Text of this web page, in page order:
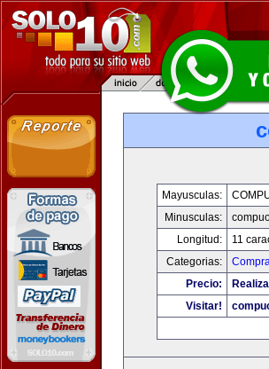
Mayusculas:
Minusculas:
Longitud:
11
Categorias:
Precio:
Visitar!